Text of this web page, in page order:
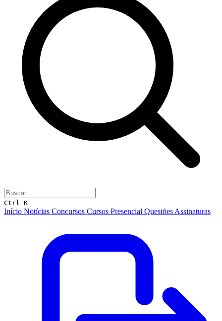
Ctrl K
Início Notícias Concursos Cursos Presencial Questões Assinaturas